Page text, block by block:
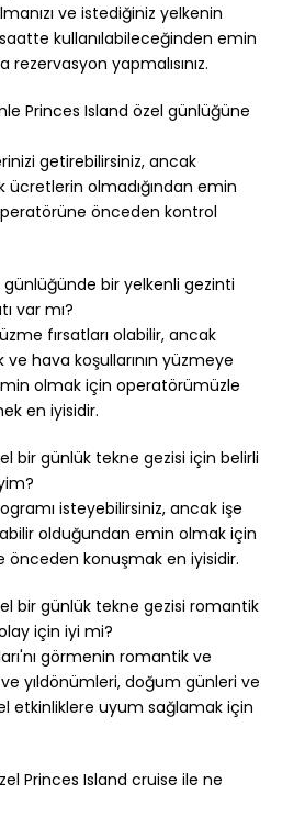
ve istediğiniz yelkenin
kullanılabileceğinden emin
yapmalısınız.
Princes Island özel günlüğüne
getirebilirsiniz, ancak
ücretlerin olmadığından emin
önceden kontrol
günlüğünde bir yelkenli gezinti
var mı?
fırsatları olabilir, ancak
hava koşullarının yüzmeye
olmak için operatörümüzle
en iyisidir.
bir günlük tekne gezisi için belirli
isteyebilirsiniz, ancak işe
olduğundan emin olmak için
konuşmak en iyisidir.
bir günlük tekne gezisi romantik
için iyi mi?
görmenin romantik ve
yıldönümleri, doğum günleri ve
etkinliklere uyum sağlamak için
Princes Island cruise ile ne